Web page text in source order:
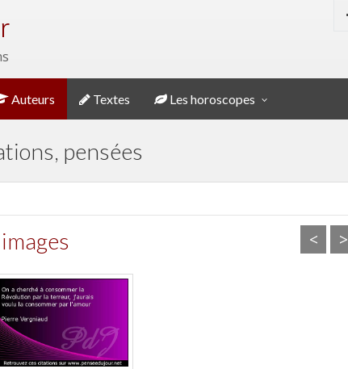
Auteurs Textes Les horoscopes
pensées
< >